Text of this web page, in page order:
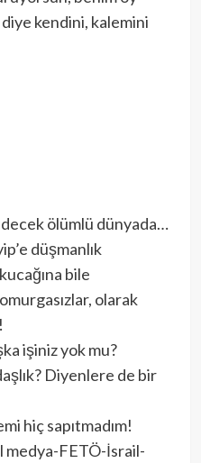
kendini, kalemini
ölümlü dünyada…
düşmanlık
bile
olarak
işiniz yok mu?
Diyenlere de bir
hiç sapıtmadım!
medya-FETÖ-İsrail-